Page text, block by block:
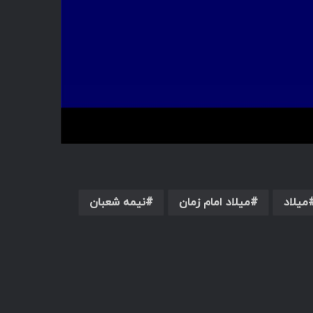
میلاد میلاد امام زمان نیمه شعبان